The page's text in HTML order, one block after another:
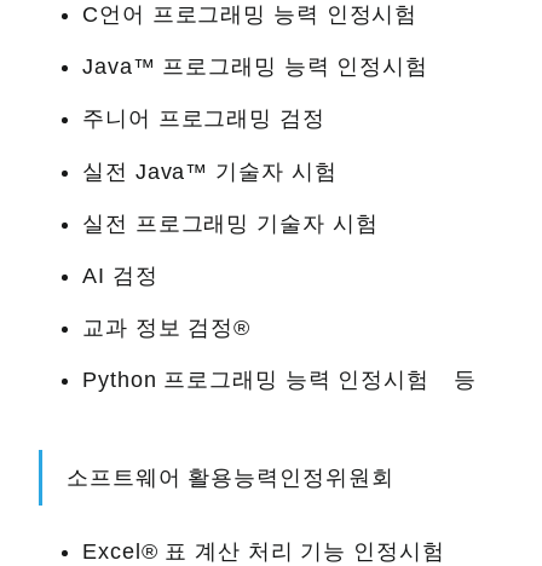
C언어 프로그래밍 능력 인정시험
Java™ 프로그래밍 능력 인정시험
주니어 프로그래밍 검정
실전 Java™ 기술자 시험
실전 프로그래밍 기술자 시험
AI 검정
교과 정보 검정®
Python 프로그래밍 능력 인정시험 등
소프트웨어 활용능력인정위원회
Excel® 표 계산 처리 기능 인정시험